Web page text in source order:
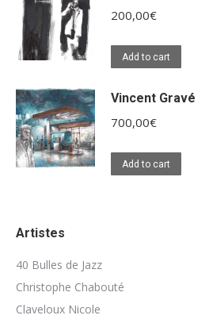
200,00€
Add to cart
Vincent Gravé
700,00€
Add to cart
Artistes
40 Bulles de Jazz
Christophe Chabouté
Claveloux Nicole